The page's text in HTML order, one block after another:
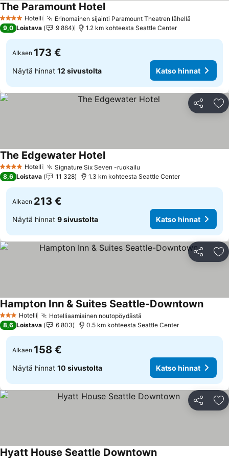
4 Tähtiluokitus
Hotelli Erinomainen sijainti Paramount Theatren lähellä
The Paramount Hotel
9,0 Loistava 9 864 1.2 km kohteesta Seattle Center
Alkaen 173 €
Näytä hinnat 12 sivustolta Katso hinnat
Jaa
4 Tähtiluokitus
Hotelli Signature Six Seven -ruokailu
The Edgewater Hotel
8,6 Loistava 11 328 1.3 km kohteesta Seattle Center
Alkaen 213 €
Näytä hinnat 9 sivustolta Katso hinnat
Jaa
3 Tähtiluokitus
Hotelli Hotelliaamiainen noutopöydästä
Hampton Inn & Suites Seattle-Downtown
8,6 Loistava 6 803 0.5 km kohteesta Seattle Center
Alkaen 158 €
Näytä hinnat 10 sivustolta Katso hinnat
Jaa
Hyatt House Seattle Downtown